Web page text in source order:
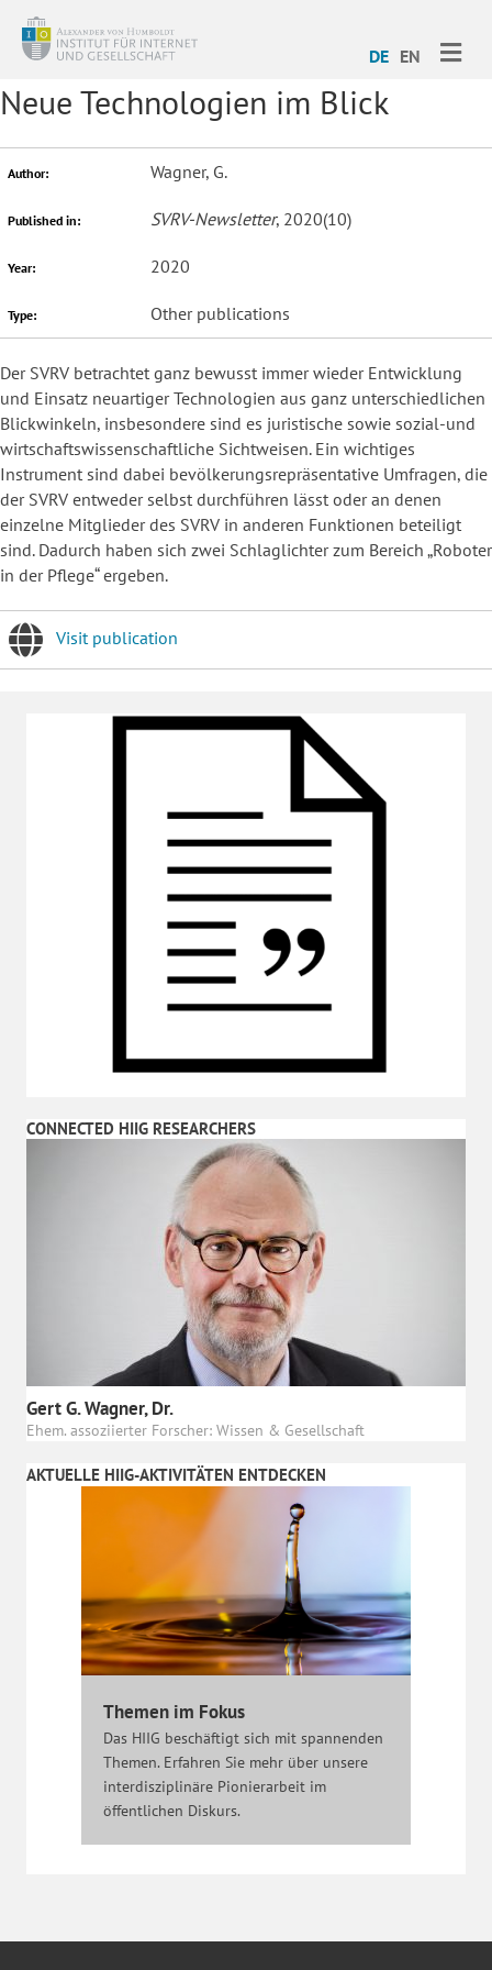
DE EN
Neue Technologien im Blick
Author: Wagner, G.
Published in: SVRV-Newsletter, 2020(10)
Year: 2020
Type: Other publications
Der SVRV betrachtet ganz bewusst immer wieder Entwicklung
und Einsatz neuartiger Technologien aus ganz unterschiedlichen
Blickwinkeln, insbesondere sind es juristische sowie sozial-und
wirtschaftswissenschaftliche Sichtweisen. Ein wichtiges
Instrument sind dabei bevölkerungsrepräsentative Umfragen, die
der SVRV entweder selbst durchführen lässt oder an denen
einzelne Mitglieder des SVRV in anderen Funktionen beteiligt
sind. Dadurch haben sich zwei Schlaglichter zum Bereich „Roboter
in der Pflege“ ergeben.
Visit publication
CONNECTED HIIG RESEARCHERS
Gert G. Wagner, Dr.
Ehem. assoziierter Forscher: Wissen & Gesellschaft
AKTUELLE HIIG-AKTIVITÄTEN ENTDECKEN
Themen im Fokus
Das HIIG beschäftigt sich mit spannenden
Themen. Erfahren Sie mehr über unsere
interdisziplinäre Pionierarbeit im
öffentlichen Diskurs.